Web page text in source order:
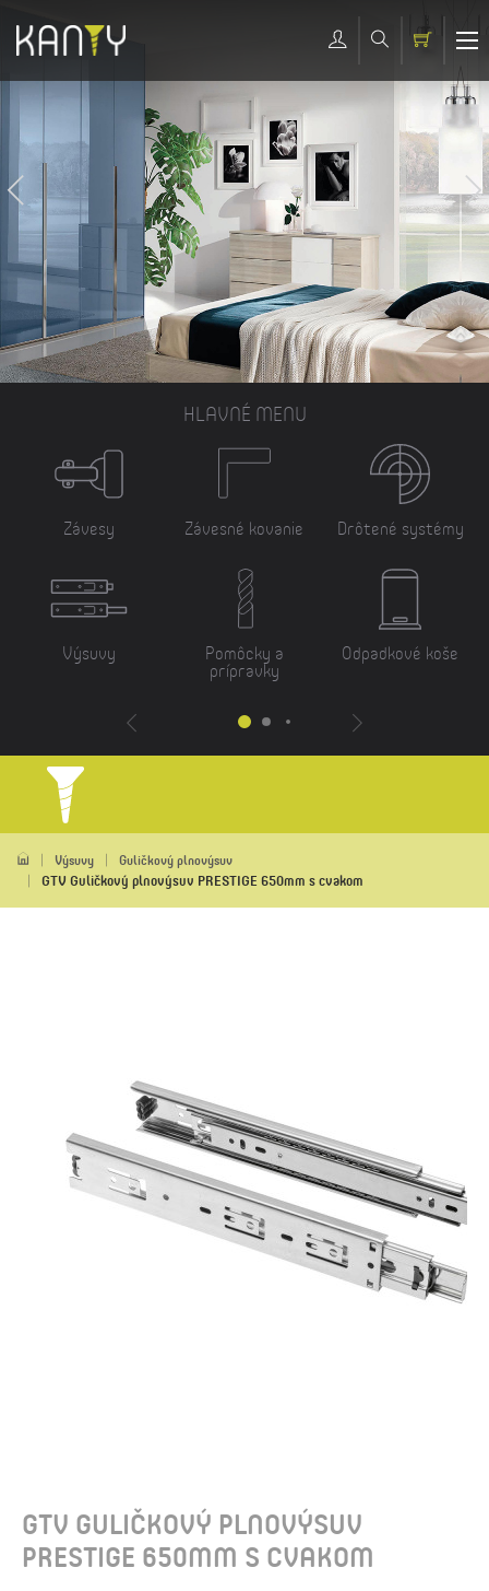
HLAVNÉ MENU
Závesy
Výsuvy
Závesné kovanie
Pomôcky a
prípravky
Drôtené systémy
Odpadkové koše
Výsuvy Guličkový plnovýsuv
GTV Guličkový plnovýsuv PRESTIGE 650mm s cvakom
GTV GULIČKOVÝ PLNOVÝSUV
PRESTIGE 650MM S CVAKOM